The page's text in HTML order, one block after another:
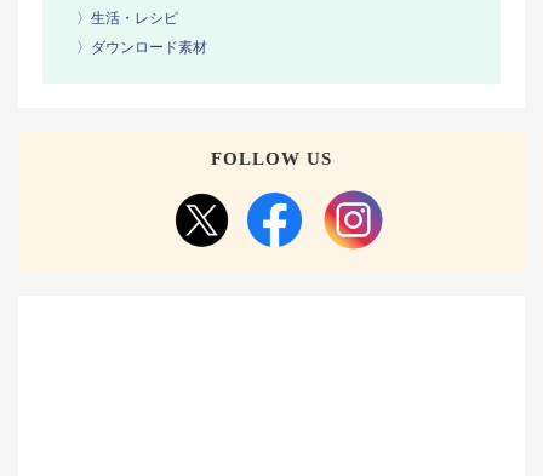
〉生活・レシピ
〉ダウンロード素材
FOLLOW US